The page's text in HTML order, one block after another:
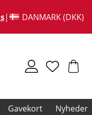
DANMARK (DKK)
Gavekort Nyheder